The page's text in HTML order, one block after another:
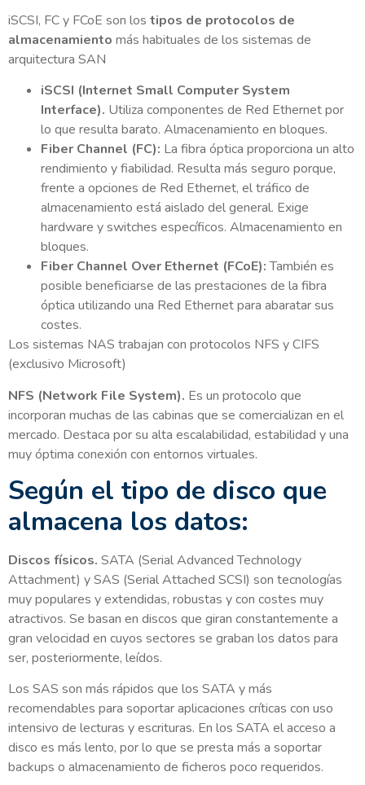
iSCSI, FC y FCoE son los tipos de protocolos de
almacenamiento más habituales de los sistemas de
arquitectura SAN
iSCSI (Internet Small Computer System
Interface). Utiliza componentes de Red Ethernet por
lo que resulta barato. Almacenamiento en bloques.
Fiber Channel (FC): La fibra óptica proporciona un alto
rendimiento y fiabilidad. Resulta más seguro porque,
frente a opciones de Red Ethernet, el tráfico de
almacenamiento está aislado del general. Exige
hardware y switches específicos. Almacenamiento en
bloques.
Fiber Channel Over Ethernet (FCoE):También es
posible beneficiarse de las prestaciones de la fibra
óptica utilizando una Red Ethernet para abaratar sus
costes.
Los sistemas NAS trabajan con protocolos NFS y CIFS
(exclusivo Microsoft)
NFS (Network File System). Es un protocolo que
incorporan muchas de las cabinas que se comercializan en el
mercado. Destaca por su alta escalabilidad, estabilidad y una
muy óptima conexión con entornos virtuales.
Según el tipo de disco que
almacena los datos:
Discos físicos. SATA (Serial Advanced Technology
Attachment) y SAS (Serial Attached SCSI) son tecnologías
muy populares y extendidas, robustas y con costes muy
atractivos. Se basan en discos que giran constantemente a
gran velocidad en cuyos sectores se graban los datos para
ser, posteriormente, leídos.
Los SAS son más rápidos que los SATA y más
recomendables para soportar aplicaciones críticas con uso
intensivo de lecturas y escrituras. En los SATA el acceso a
disco es más lento, por lo que se presta más a soportar
backups o almacenamiento de ficheros poco requeridos.